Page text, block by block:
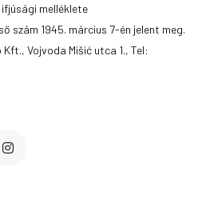
melléklete
szám 1945. március 7-én jelent meg.
Vojvoda Mišić utca 1., Tel: